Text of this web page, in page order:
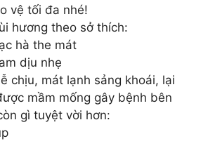
vệ tối đa nhé!
hương theo sở thích:
hà the mát
dịu nhẹ
chịu, mát lạnh sảng khoái, lại
mầm mống gây bệnh bên
gì tuyệt vời hơn: